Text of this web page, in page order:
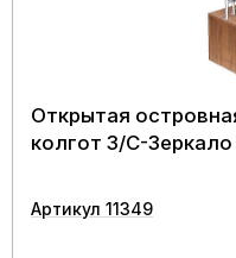
Открытая
колгот З/C-
Артикул 11349